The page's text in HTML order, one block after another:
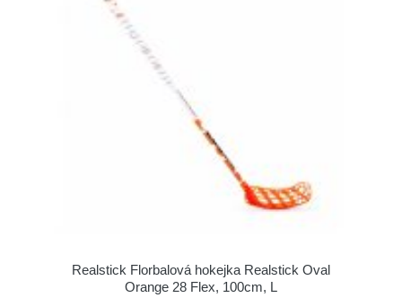
Realstick Florbalová hokejka Realstick Oval
Orange 28 Flex, 100cm, L